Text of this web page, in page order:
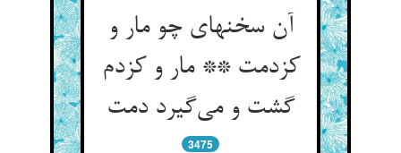
آن سخنهای چو مار و
کزدمت ** مار و کزدم
گشت و می‌گیرد دمت
3475